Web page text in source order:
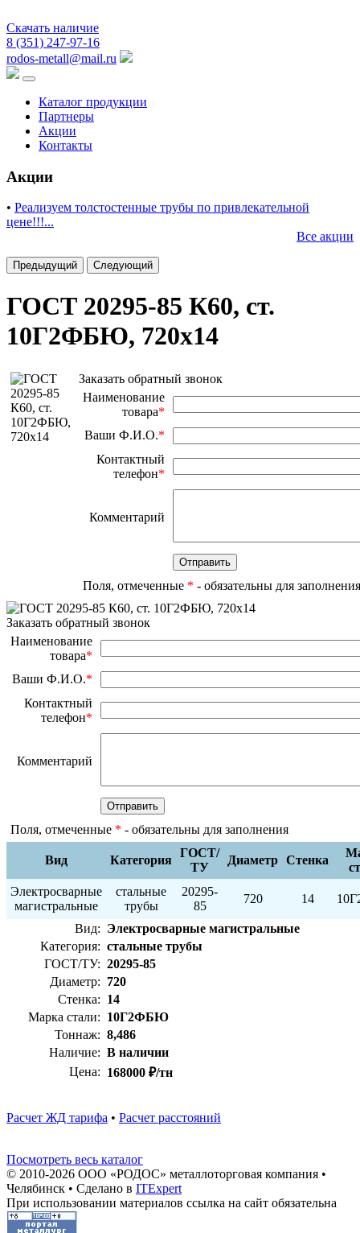
Скачать наличие
8 (351) 247-97-16
rodos-metall@mail.ru
Каталог продукции
Партнеры
Акции
Контакты
Акции
• Реализуем толстостенные трубы по привлекательной
цене!!!...
Все акции
Предыдущий Следующий
ГОСТ 20295-85 К60, ст.
10Г2ФБЮ, 720х14
Заказать обратный звонок
Наименование
товара*
Ваши Ф.И.О.*
Контактный
телефон*
Комментарий
Поля, отмеченные * - обязательны для заполнения
Заказать обратный звонок
Наименование
товара*
Ваши Ф.И.О.*
Контактный
телефон*
Комментарий
Поля, отмеченные * - обязательны для заполнения
Вид Категория
ГОСТ/
ТУ
Диаметр Стенка
Электросварные
магистральные
стальные
трубы
20295-
85
720 14
Вид: Электросварные магистральные
Категория: стальные трубы
ГОСТ/ТУ: 20295-85
Диаметр: 720
Стенка: 14
Марка стали: 10Г2ФБЮ
Тоннаж: 8,486
Наличие: В наличии
Цена: 168000 ₽/тн
Расчет ЖД тарифа • Расчет расстояний
Посмотреть весь каталог
© 2010-2026 ООО «РОДОС» металлоторговая компания •
Челябинск • Сделано в ITExpert
При использовании материалов ссылка на сайт обязательна